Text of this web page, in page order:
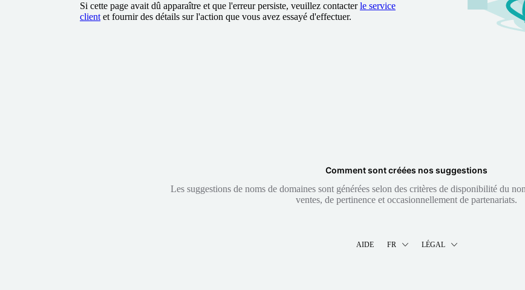
Si cette page avait dû apparaître et que l'erreur persiste, veuillez contacterle service
clientet fournir des détails sur l'action que vous avez essayé d'effectuer.
Comment sont créées nos suggestions
Les suggestions de noms de domaines sont générées selon des critères de disponibilité du
ventes, de pertinence et occasionnellement de partenariats.
AIDE FR LÉGAL